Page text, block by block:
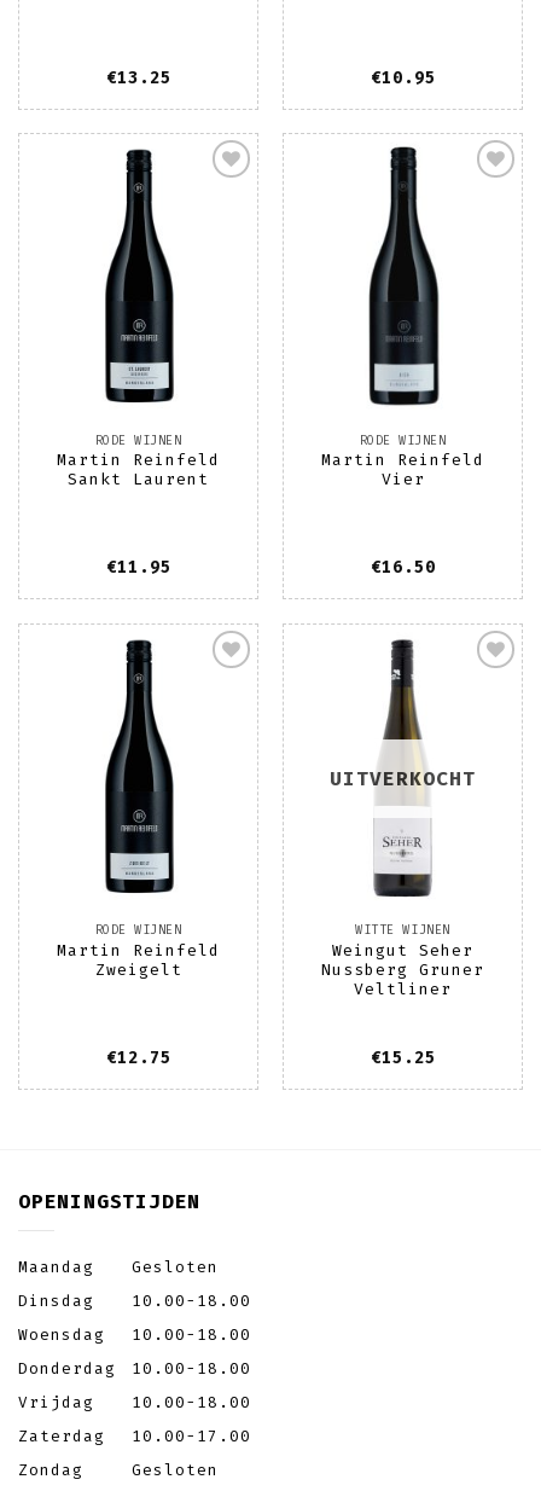
€13.25 €10.95
RODE WIJNEN
Martin Reinfeld
Sankt Laurent
€11.95
RODE WIJNEN
Martin Reinfeld
Vier
€16.50
RODE WIJNEN
Martin Reinfeld
Zweigelt
€12.75
UITVERKOCHT
WITTE WIJNEN
Weingut Seher
Nussberg Gruner
Veltliner
€15.25
OPENINGSTIJDEN
Maandag
Gesloten
Dinsdag
10.00-18.00
Woensdag
10.00-18.00
Donderdag
10.00-18.00
Vrijdag
10.00-18.00
Zaterdag
10.00-17.00
Zondag
Gesloten